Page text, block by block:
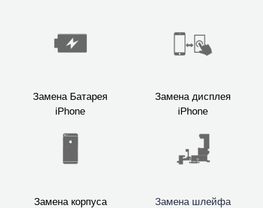
Замена Батарея
iPhone
Замена дисплея
iPhone
Замена корпуса
Замена шлейфа